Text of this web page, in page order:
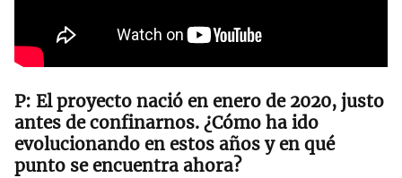
El proyecto nació en enero de 2020, justo
antes de confinarnos. ¿Cómo ha ido
evolucionando en estos años y en qué
punto se encuentra ahora?